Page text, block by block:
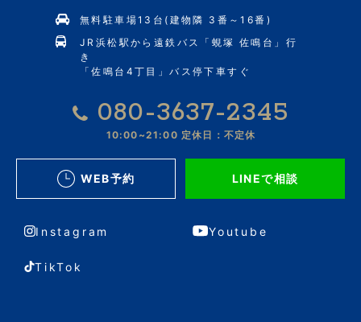
無料駐車場13台(建物隣 3番～16番)
JR浜松駅から遠鉄バス「蜆塚 佐鳴台」行
き
「佐鳴台4丁目」バス停下車すぐ
080-3637-2345
10:00~21:00 定休日：不定休
WEB予約 LINEで相談
Instagram Youtube
TikTok